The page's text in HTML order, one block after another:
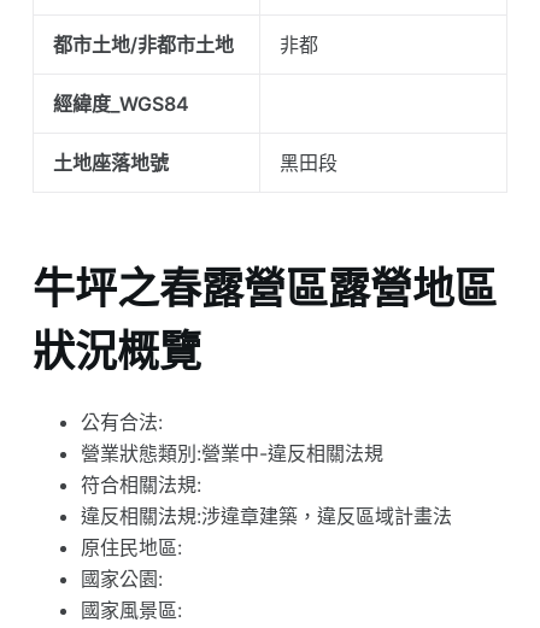
都市土地/非都市土地 非都
經緯度_WGS84
土地座落地號 黑田段
牛坪之春露營區露營地區
狀況概覽
公有合法:
營業狀態類別:營業中-違反相關法規
符合相關法規:
違反相關法規:涉違章建築，違反區域計畫法
原住民地區:
國家公園:
國家風景區: